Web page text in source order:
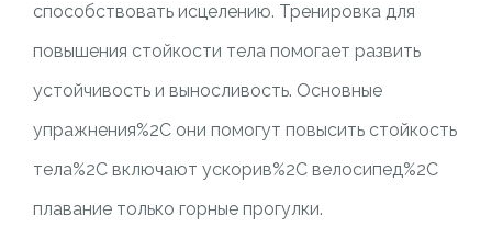
способствовать исцелению. Тренировка для
повышения стойкости тела помогает развить
устойчивость и выносливость. Основные
упражнения%2C они помогут повысить стойкость
тела%2C включают ускорив%2C велосипед%2C
плавание только горные прогулки.